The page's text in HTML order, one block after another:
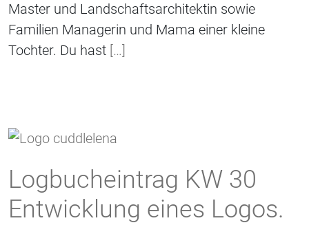
Master und Landschaftsarchitektin sowie
Familien Managerin und Mama einer kleine
Tochter. Du hast […]
Logbucheintrag KW 30
Entwicklung eines Logos.